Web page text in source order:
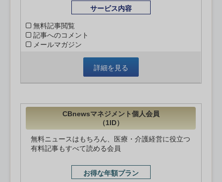
サービス内容
無料記事閲覧
記事へのコメント
メールマガジン
詳細を見る
CBnewsマネジメント個人会員
（1ID）
無料ニュースはもちろん、医療・介護経営に役立つ
有料記事もすべて読める会員
お得な年額プラン